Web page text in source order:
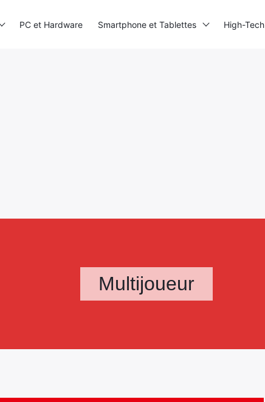
Multijoueur
PC et Hardware Smartphone et Tablettes High-Tech